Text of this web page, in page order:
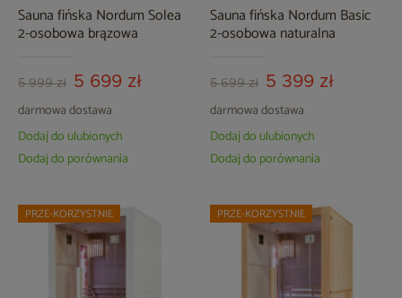
Sauna fińska Nordum Solea
2-osobowa brązowa
5 999 zł 5 699 zł
darmowa dostawa
Dodaj do ulubionych
Dodaj do porównania
Sauna fińska Nordum Basic
2-osobowa naturalna
5 699 zł 5 399 zł
darmowa dostawa
Dodaj do ulubionych
Dodaj do porównania
PRZE-KORZYSTNIE PRZE-KORZYSTNIE